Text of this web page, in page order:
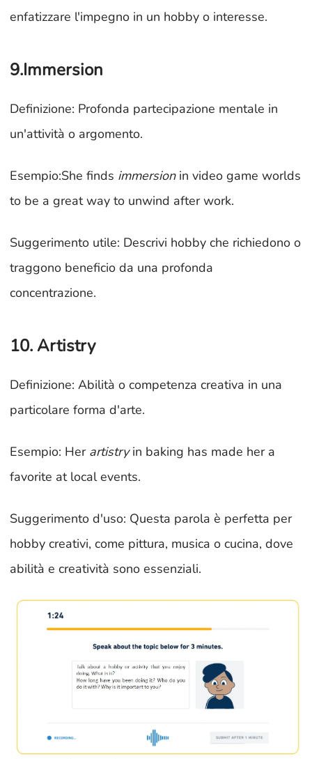
enfatizzare l'impegno in un hobby o interesse.
9.Immersion
Definizione: Profonda partecipazione mentale in
un'attività o argomento.
Esempio:She finds immersionin video game worlds
to be a great way to unwind after work.
Suggerimento utile: Descrivi hobby che richiedono o
traggono beneficio da una profonda
concentrazione.
10. Artistry
Definizione: Abilità o competenza creativa in una
particolare forma d'arte.
Esempio: Her artistryin baking has made her a
favorite at local events.
Suggerimento d'uso: Questa parola è perfetta per
hobby creativi, come pittura, musica o cucina, dove
abilità e creatività sono essenziali.